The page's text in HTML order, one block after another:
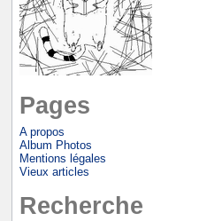
Pages
A propos
Album Photos
Mentions légales
Vieux articles
Recherche